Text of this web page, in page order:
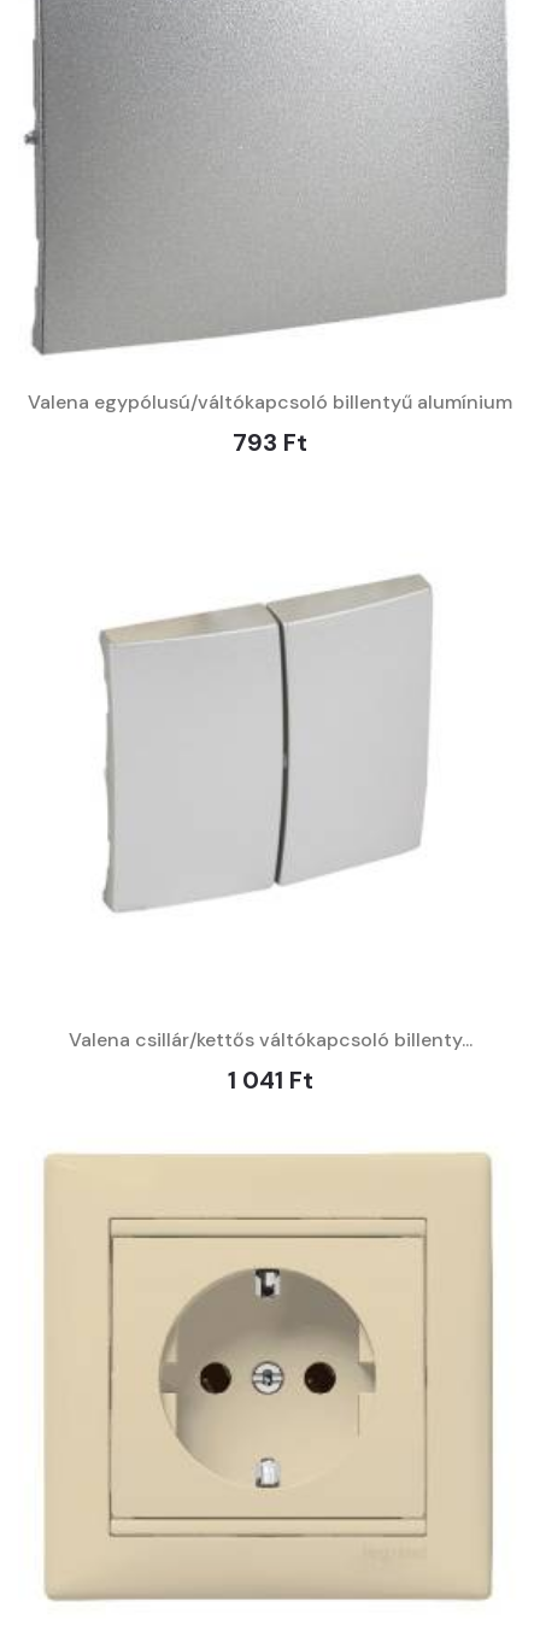
Valena egypólusú/váltókapcsoló billentyű alumínium
793 Ft
Valena csillár/kettős váltókapcsoló billenty...
1 041 Ft